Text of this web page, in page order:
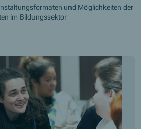
und Möglichkeiten der
im Bildungssektor